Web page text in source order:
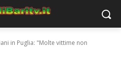
in Puglia: "Molte vittime non